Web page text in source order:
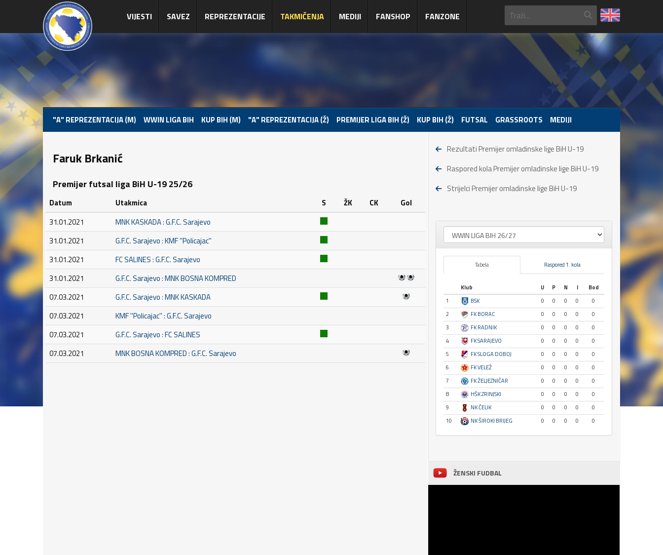
VIJESTI SAVEZ REPREZENTACIJE TAKMIČENJA MEDIJI FANSHOP FANZONE
"A" REPREZENTACIJA (M) WWIN LIGA BIH KUP BIH (M) "A" REPREZENTACIJA (Ž) PREMIJER LIGA BIH (Ž) KUP BIH (Ž) FUTSAL GRASSROOTS MEDIJI
Faruk Brkanić
Premijer futsal liga BiH U-19 25/26
Datum Utakmica S ŽK CK
Gol
31.01.2021
MNK KASKADA : G.F.C. Sarajevo
31.01.2021
G.F.C. Sarajevo : KMF ''Policajac''
31.01.2021
FC SALINES : G.F.C. Sarajevo
31.01.2021
G.F.C. Sarajevo : MNK BOSNA KOMPRED
07.03.2021
G.F.C. Sarajevo : MNK KASKADA
07.03.2021
KMF ''Policajac'' : G.F.C. Sarajevo
07.03.2021
G.F.C. Sarajevo : FC SALINES
07.03.2021
MNK BOSNA KOMPRED : G.F.C. Sarajevo
Rezultati Premijer omladinske lige BiH U-19
Raspored kola Premijer omladinske lige BiH U-19
Strijelci Premijer omladinske lige BiH U-19
Tabela Raspored 1. kola
Klub U P N I
Bod
1
BSK 0 0 0 0
0
2
FK BORAC 0 0 0 0
0
3
FK RADNIK 0 0 0 0
0
4
FK SARAJEVO 0 0 0 0
0
5
FK SLOGA DOBOJ 0 0 0 0
0
6
FK VELEŽ 0 0 0 0
0
7
FK ŽELJEZNIČAR 0 0 0 0
0
8
HŠK ZRINJSKI 0 0 0 0
0
9
NK ČELIK 0 0 0 0
0
10
NK ŠIROKI BRIJEG 0 0 0 0 0
ŽENSKI FUDBAL